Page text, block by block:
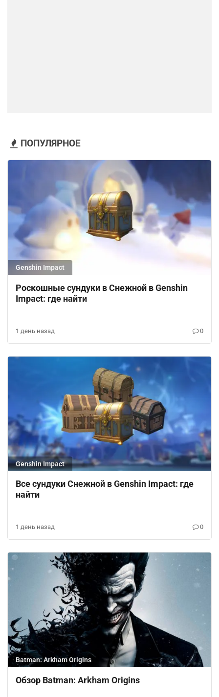
ПОПУЛЯРНОЕ
Genshin Impact
Роскошные сундуки в Снежной в Genshin
Impact: где найти
1 день назад 0
Genshin Impact
Все сундуки Снежной в Genshin Impact: где
найти
1 день назад 0
Batman: Arkham Origins
Обзор Batman: Arkham Origins